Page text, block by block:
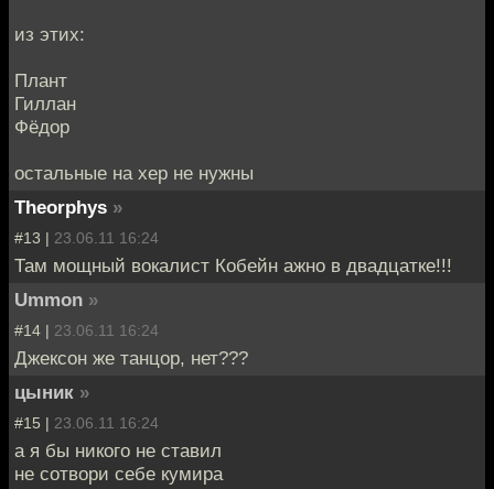
из этих:
Плант
Гиллан
Фёдор
остальные на хер не нужны
Theorphys »
#13 | 23.06.11 16:24
Там мощный вокалист Кобейн ажно в двадцатке!!!
Ummon »
#14 | 23.06.11 16:24
Джексон же танцор, нет???
цыник »
#15 | 23.06.11 16:24
а я бы никого не ставил
не сотвори себе кумира